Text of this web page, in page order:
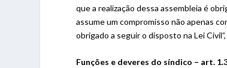
que a realização dessa assembleia é
assume um compromisso não apenas
obrigado a seguir o disposto na Lei
Funções e deveres do síndico – art.